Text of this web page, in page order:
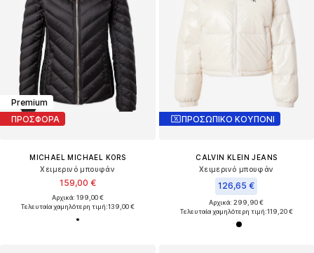
Premium
ΠΡΟΣΦΟΡΑ
MICHAEL MICHAEL KORS
Χειμερινό μπουφάν
159,00 €
Αρχικά: 199,00 €
Τελευταία χαμηλότερη τιμή:139,00 €
ΠΡΟΣΩΠΙΚΟ ΚΟΥΠΟΝΙ
CALVIN KLEIN JEANS
Χειμερινό μπουφάν
126,65 €
Αρχικά: 299,90 €
Τελευταία χαμηλότερη τιμή:119,20 €